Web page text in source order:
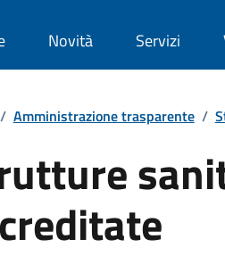
Novità Servizi
/ Amministrazione trasparente /